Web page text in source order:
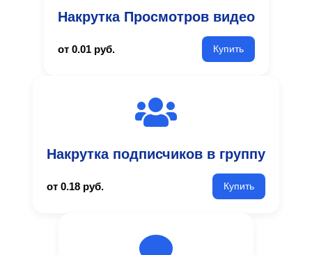
Накрутка Просмотров видео
от 0.01 руб. Купить
Накрутка подписчиков в группу
от 0.18 руб. Купить